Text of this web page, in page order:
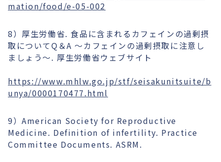
mation/food/e-05-002
8）厚生労働省. 食品に含まれるカフェインの過剰摂
取についてQ＆A ～カフェインの過剰摂取に注意し
ましょう～. 厚生労働省ウェブサイト
https://www.mhlw.go.jp/stf/seisakunitsuite/b
unya/0000170477.html
9）American Society for Reproductive
Medicine. Definition of infertility. Practice
Committee Documents. ASRM.